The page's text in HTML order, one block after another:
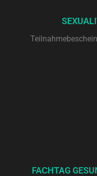
FACHTAG